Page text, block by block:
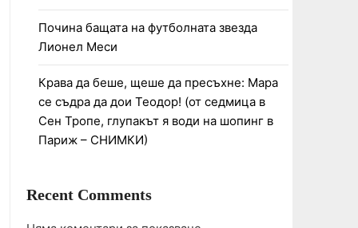
Почина бащата на футболната звезда
Лионел Меси
Крава да беше, щеше да пресъхне: Мара
се съдра да дои Теодор! (от седмица в
Сен Тропе, глупакът я води на шопинг в
Париж – СНИМКИ)
Recent Comments